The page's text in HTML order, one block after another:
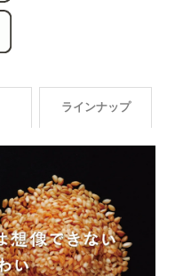
有機食用ごま油
株式会社和田萬
ラインナップ